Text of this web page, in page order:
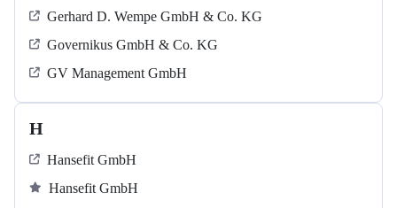
Gerhard D. Wempe GmbH & Co. KG
Governikus GmbH & Co. KG
GV Management GmbH
H
Hansefit GmbH
Hansefit GmbH